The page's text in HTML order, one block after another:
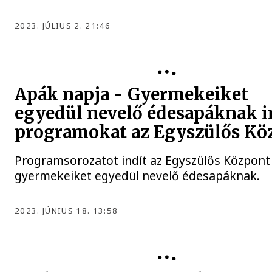
2023. JÚLIUS 2. 21:46
Apák napja - Gyermekeiket
egyedül nevelő édesapáknak
programokat az Egyszülős
Programsorozatot indít az Egyszülős Központ
gyermekeiket egyedül nevelő édesapáknak.
2023. JÚNIUS 18. 13:58